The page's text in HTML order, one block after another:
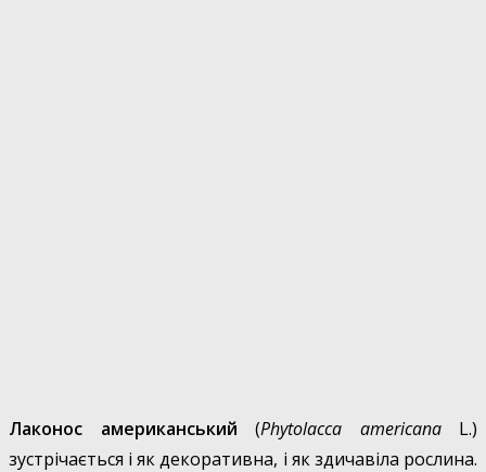
Лаконос американський (Phytolacca americanaL.)
зустрічається і як декоративна, і як здичавіла рослина.